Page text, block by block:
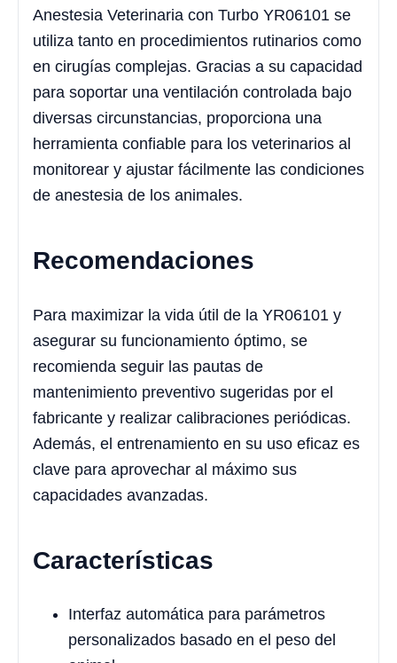
Anestesia Veterinaria con Turbo YR06101 se
utiliza tanto en procedimientos rutinarios como
en cirugías complejas. Gracias a su capacidad
para soportar una ventilación controlada bajo
diversas circunstancias, proporciona una
herramienta confiable para los veterinarios al
monitorear y ajustar fácilmente las condiciones
de anestesia de los animales.
Recomendaciones
Para maximizar la vida útil de la YR06101 y
asegurar su funcionamiento óptimo, se
recomienda seguir las pautas de
mantenimiento preventivo sugeridas por el
fabricante y realizar calibraciones periódicas.
Además, el entrenamiento en su uso eficaz es
clave para aprovechar al máximo sus
capacidades avanzadas.
Características
Interfaz automática para parámetros
personalizados basado en el peso del